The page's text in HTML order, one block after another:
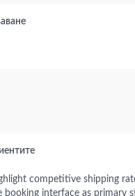
competitive shipping
booking interface as primary